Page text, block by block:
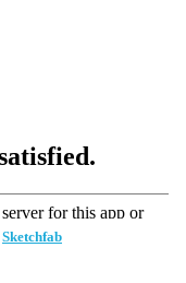
Sketchfab